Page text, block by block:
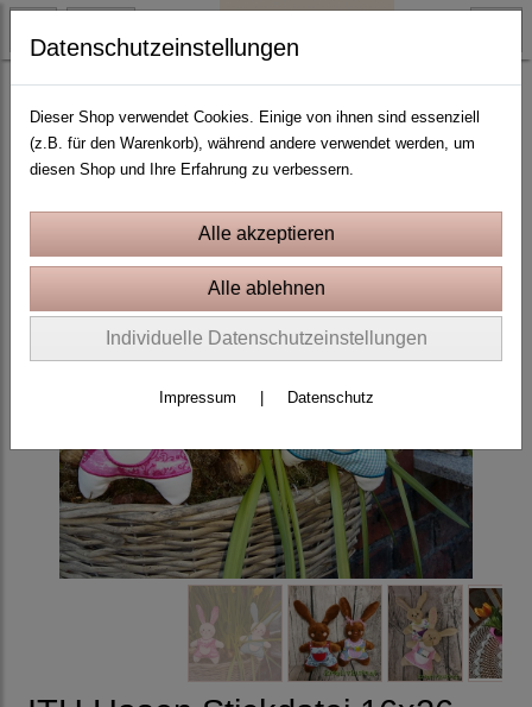
2023 Hasen-Jahr
Datenschutzeinstellungen
Dieser Shop verwendet Cookies. Einige von ihnen sind essenziell
(z.B. für den Warenkorb), während andere verwendet werden, um
diesen Shop und Ihre Erfahrung zu verbessern.
Individuelle Datenschutzeinstellungen
Impressum Datenschutz